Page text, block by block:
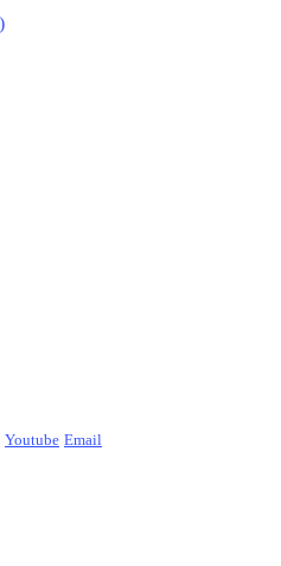
Youtube Email